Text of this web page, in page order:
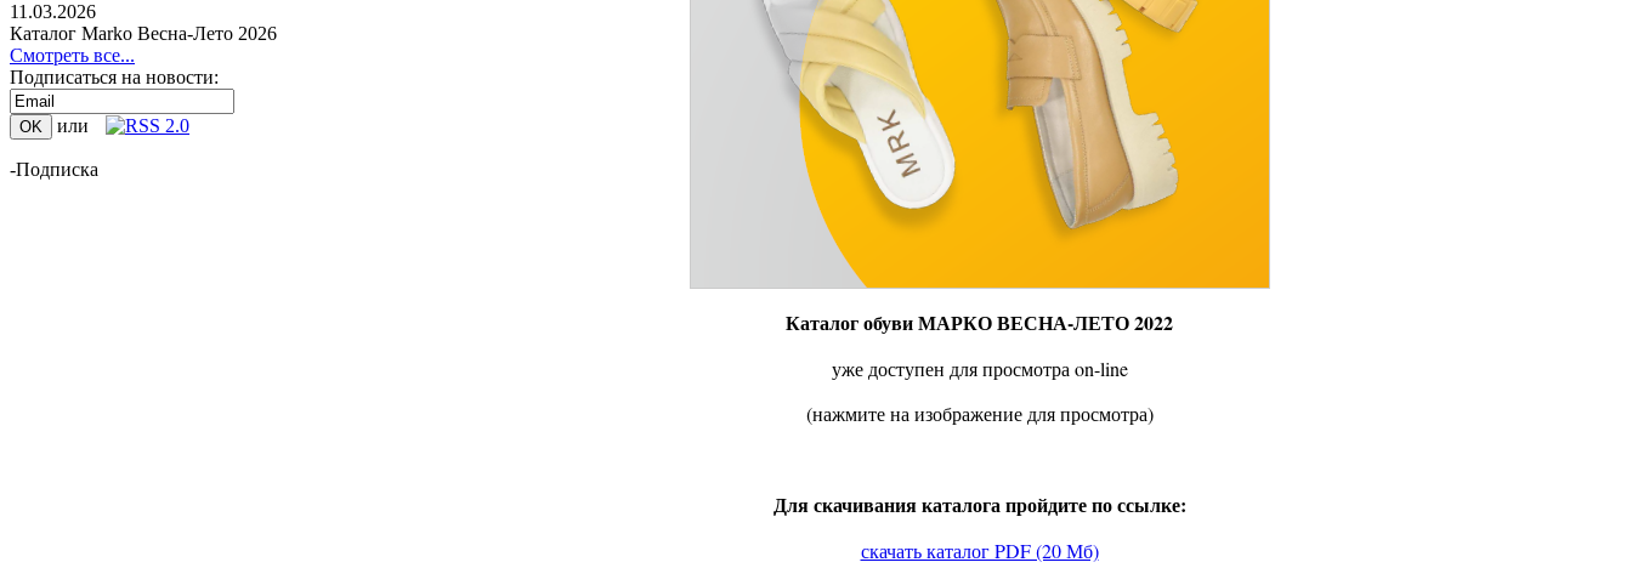
11.03.2026
Каталог Marko Весна-Лето 2026
Смотреть все...
Подписаться на новости:
или
-Подписка
Каталог обуви МАРКО ВЕСНА-ЛЕТО 2022
уже доступен для просмотра on-line
(нажмите на изображение для просмотра)
Для скачивания каталога пройдите по ссылке:
скачать каталог PDF (20 Мб)